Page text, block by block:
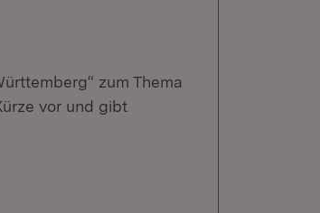
zum Thema
vor und gibt